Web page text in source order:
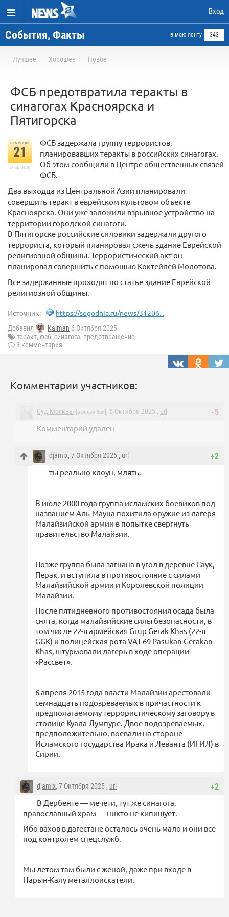
Вход
События, Факты в мою ленту 343
Лучшее Хорошее Новое
ФСБ предотвратила теракты в
синагогах Красноярска и
Пятигорска
отметили
21
в архиве
ФСБ задержала группу террористов,
планировавших теракты в российских синагогах.
Об этом сообщили в Центре общественных связей
ФСБ.
Два выходца из Центральной Азии планировали
совершить теракт в еврейском культовом объекте
Красноярска. Они уже заложили взрывное устройство на
территории городской синагоги.
В Пятигорске российские силовики задержали другого
террориста, который планировал сжечь здание Еврейской
религиозной общины. Террористический акт он
планировал совершить с помощью Коктейлей Молотова.
Все задержанные проходят по статье здание Еврейской
религиозной общины.
Источник: https://segodnia.ru/news/31206...
Добавил Kalman 6 Октября 2025
теракт, фсб, синагога, предотвращение
3 комментария
Комментарии участников:
-5
Суд Москвы [вечный бан] , 6 Октября 2025 , url
Комментарий удален
+2
djamix, 7 Октября 2025 , url
ты реально клоун, млять.
В июле 2000 года группа исламских боевиков под
названием Аль-Мауна похитила оружие из лагеря
Малайзийской армии в попытке свергнуть
правительство Малайзии.
Позже группа была загнана в угол в деревне Саук,
Перак, и вступила в противостояние с силами
Малайзийской армии и Королевской полиции
Малайзии.
После пятидневного противостояния осада была
снята, когда малайзийские силы безопасности, в
том числе 22-я армейская Grup Gerak Khas (22-я
GGK) и полицейская рота VAT 69 Pasukan Gerakan
Khas, штурмовали лагерь в ходе операции
«Рассвет».
6 апреля 2015 года власти Малайзии арестовали
семнадцать подозреваемых в причастности к
предполагаемому террористическому заговору в
столице Куала-Лумпуре. Двое подозреваемых,
предположительно, воевали на стороне
Исламского государства Ирака и Леванта (ИГИЛ) в
Сирии.
+2
djamix, 7 Октября 2025 , url
В Дербенте — мечети, тут же синагога,
православный храм — никто не кипишует.
Ибо вахов в дагестане осталось очень мало и они все
под контролем спецслужб.
Мы летом там были с женой, даже при входе в
Нарын-Калу металлоискатели.